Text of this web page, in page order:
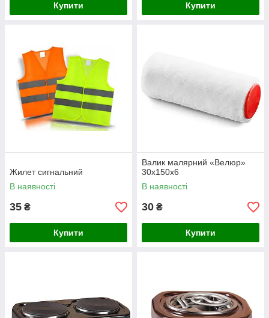
Купити Купити
Жилет сигнальний
В наявності
35 ₴
Купити
Валик малярний «Велюр»
30x150х6
В наявності
30 ₴
Купити